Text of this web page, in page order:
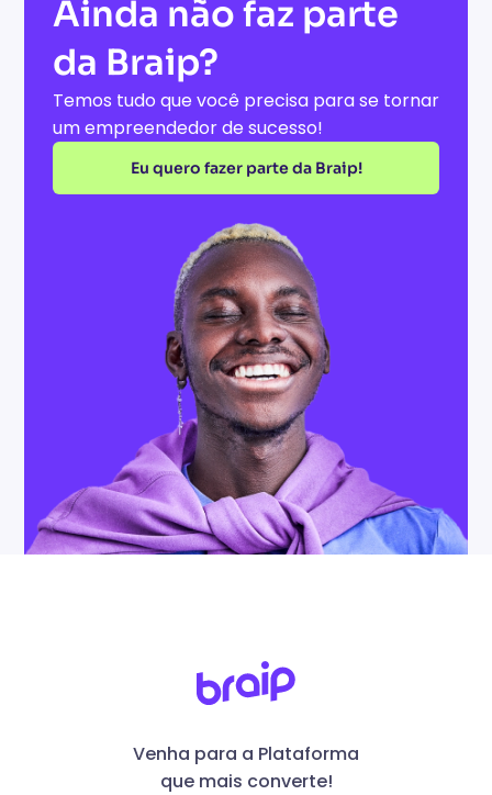
Ainda não faz parte
da Braip?
Temos tudo que você precisa para se tornar
um empreendedor de sucesso!
Eu quero fazer parte da Braip!
Venha para a Plataforma
que mais converte!